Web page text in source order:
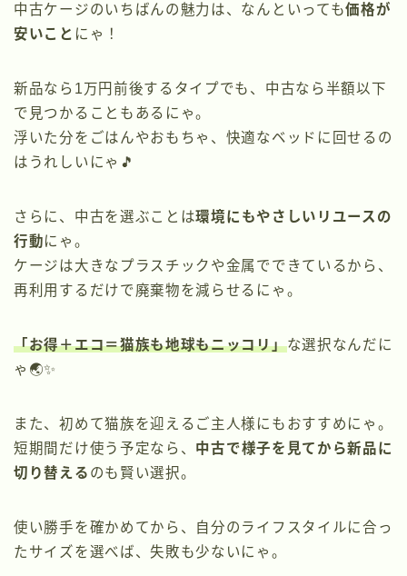
中古ケージのいちばんの魅力は、なんといっても価格が
安いこと にゃ！
新品なら1万円前後するタイプでも、中古なら半額以下
で見つかることもあるにゃ。
浮いた分をごはんやおもちゃ、快適なベッドに回せるの
はうれしいにゃ🎵
さらに、中古を選ぶことは環境にもやさしいリユースの
行動にゃ。
ケージは大きなプラスチックや金属でできているから、
再利用するだけで廃棄物を減らせるにゃ。
「お得＋エコ＝猫族も地球もニッコリ」な選択なんだに
ゃ🌏✨
また、初めて猫族を迎えるご主人様にもおすすめにゃ。
短期間だけ使う予定なら、 中古で様子を見てから新品に
切り替える のも賢い選択。
使い勝手を確かめてから、自分のライフスタイルに合っ
たサイズを選べば、失敗も少ないにゃ。